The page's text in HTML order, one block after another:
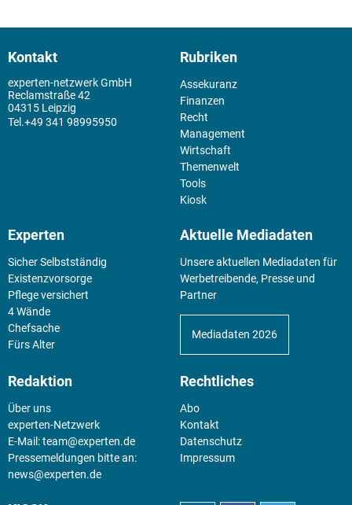
Kontakt
experten-netzwerk GmbH
Reclamstraße 42
04315 Leipzig
+49 341 98995950
Rubriken
Assekuranz
Finanzen
Recht
Management
Wirtschaft
Themenwelt
Tools
Kiosk
Experten
Sicher Selbstständig
Existenz­vorsorge
Pflege versichert
4 Wände
Chefsache
Fürs Alter
Aktuelle Mediadaten
Unsere aktuellen Mediadaten für
Werbetreibende, Presse und
Partner
Mediadaten 2026
Redaktion
Über uns
experten-Netzwerk
E-Mail:team@experten.de
Pressemeldungen bitte an:
news@experten.de
Rechtliches
Abo
Kontakt
Datenschutz
Impressum